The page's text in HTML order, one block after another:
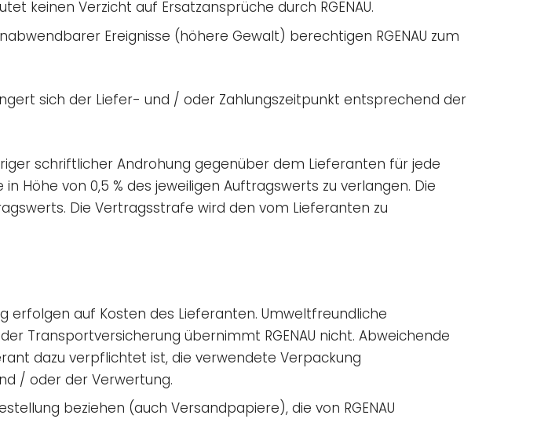
keinen Verzicht auf Ersatzansprüche durch RGENAU.
Ereignisse (höhere Gewalt) berechtigen RGENAU zum
sich der Liefer- und / oder Zahlungszeitpunkt entsprechend der
schriftlicher Androhung gegenüber dem Lieferanten für jede
Höhe von 0,5 % des jeweiligen Auftragswerts zu verlangen. Die
Die Vertragsstrafe wird den vom Lieferanten zu
erfolgen auf Kosten des Lieferanten. Umweltfreundliche
Transportversicherung übernimmt RGENAU nicht. Abweichende
dazu verpflichtet ist, die verwendete Verpackung
/ oder der Verwertung.
beziehen (auch Versandpapiere), die von RGENAU